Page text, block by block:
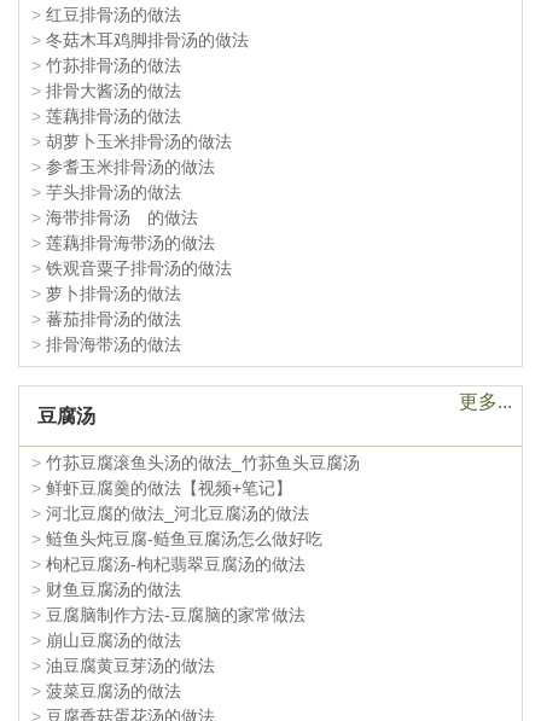
> 红豆排骨汤的做法
> 冬菇木耳鸡脚排骨汤的做法
> 竹荪排骨汤的做法
> 排骨大酱汤的做法
> 莲藕排骨汤的做法
> 胡萝卜玉米排骨汤的做法
> 参耆玉米排骨汤的做法
> 芋头排骨汤的做法
> 海带排骨汤 的做法
> 莲藕排骨海带汤的做法
> 铁观音粟子排骨汤的做法
> 萝卜排骨汤的做法
> 蕃茄排骨汤的做法
> 排骨海带汤的做法
豆腐汤
更多...
> 竹荪豆腐滚鱼头汤的做法_竹荪鱼头豆腐汤
> 鲜虾豆腐羹的做法【视频+笔记】
> 河北豆腐的做法_河北豆腐汤的做法
> 鲢鱼头炖豆腐-鲢鱼豆腐汤怎么做好吃
> 枸杞豆腐汤-枸杞翡翠豆腐汤的做法
> 财鱼豆腐汤的做法
> 豆腐脑制作方法-豆腐脑的家常做法
> 崩山豆腐汤的做法
> 油豆腐黄豆芽汤的做法
> 菠菜豆腐汤的做法
> 豆腐香菇蛋花汤的做法